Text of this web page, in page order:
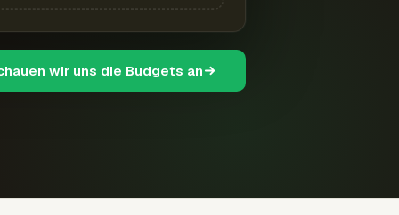
wir uns die Budgets an